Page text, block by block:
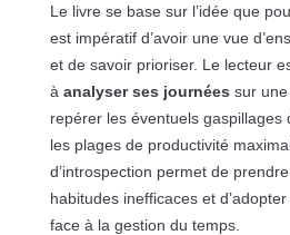
Le livre se base sur l’idée que
est impératif d’avoir une vue
et de savoir prioriser. Le lecteur
à analyser ses journées sur
repérer les éventuels gaspillages
les plages de productivité
d’introspection permet de
habitudes inefficaces et
face à la gestion du temps.